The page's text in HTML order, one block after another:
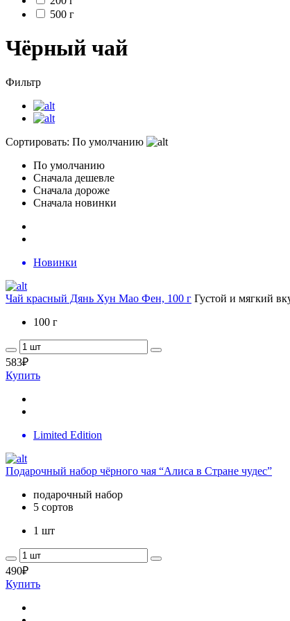
500 г
Чёрный чай
Фильтр
Сортировать: По умолчанию
По умолчанию
Сначала дешевле
Сначала дороже
Сначала новинки
Новинки
Чай красный Дянь Хун Мао Фен, 100 г Густой и мягкий
100 г
583₽
Купить
Limited Edition
Подарочный набор чёрного чая “Алиса в Стране чудес”
подарочный набор
5 сортов
1 шт
490₽
Купить